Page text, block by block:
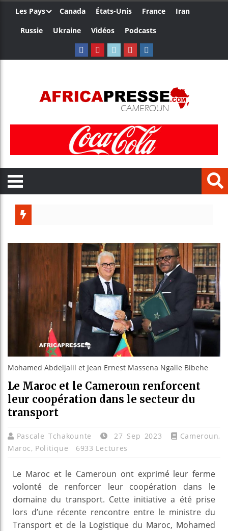
Les Pays Canada États-Unis France
Iran
Russie
Ukraine Vidéos Podcasts
Guinée
Bénin :
Mohamed Abdeljalil et Jean Ernest Massena Ngalle Bibehe
Le Maroc et le Cameroun renforcent
leur coopération dans le secteur du
transport
Pascale Tchakounte 27 Sep 2023 Cameroun,
Maroc, Politique 6933 Lectures
Le Maroc et le Cameroun ont exprimé leur ferme
volonté de renforcer leur coopération dans le
domaine du transport. Cette initiative a été prise
lors d’une récente rencontre entre le ministre du
Transport et de la Logistique du Maroc, Mohamed